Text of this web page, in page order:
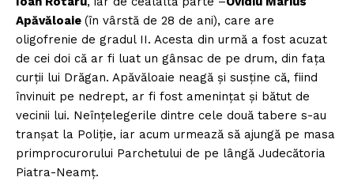
Apăvăloaie (în vârstă de 28 de ani), care are
oligofrenie de gradul II. Acesta din urmă a fost acuzat
de cei doi că ar fi luat un gânsac de pe drum, din faţa
curţii lui Drăgan. Apăvăloaie neagă şi susţine că, fiind
învi­nuit pe nedrept, ar fi fost ameninţat şi bătut de
vecinii lui. Neînţelegerile dintre cele două tabere s-au
tranşat la Poliţie, iar acum urmează să ajungă pe masa
prim­procurorului Parchetului de pe lângă Judecătoria
Piatra-Neamţ.